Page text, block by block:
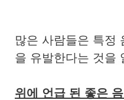
많은 사람들은 특정
을 유발한다는 것을
위에 언급 된 좋은